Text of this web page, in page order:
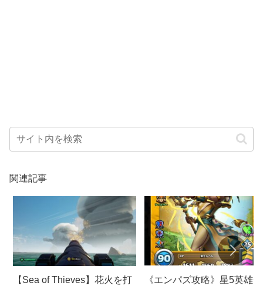
関連記事
【Sea of Thieves】花火を打
《エンパズ攻略》星5英雄デ